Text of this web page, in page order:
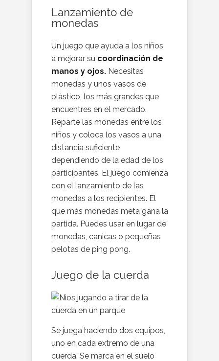
Lanzamiento de
monedas
Un juego que ayuda a los niños
a mejorar su coordinación de
manos y ojos. Necesitas
monedas y unos vasos de
plástico, los más grandes que
encuentres en el mercado.
Reparte las monedas entre los
niños y coloca los vasos a una
distancia suficiente
dependiendo de la edad de los
participantes. El juego comienza
con el lanzamiento de las
monedas a los recipientes. El
que más monedas meta gana la
partida. Puedes usar en lugar de
monedas, canicas o pequeñas
pelotas de ping pong.
Juego de la cuerda
Se juega haciendo dos equipos,
uno en cada extremo de una
cuerda. Se marca en el suelo